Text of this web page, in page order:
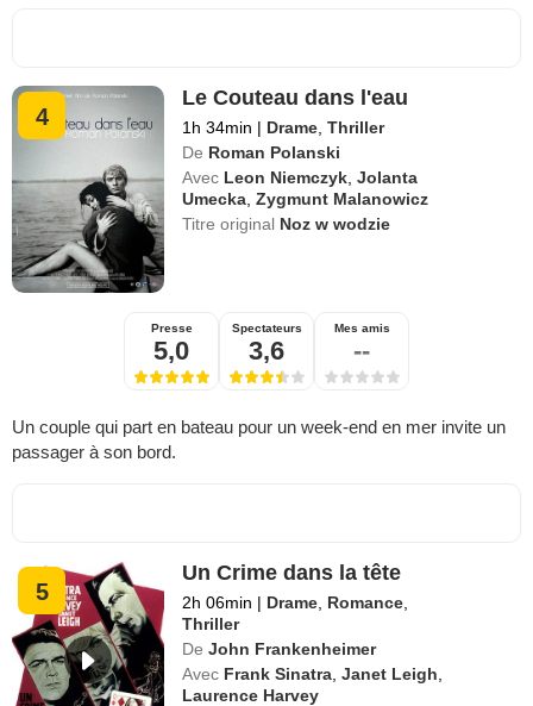
4
Le Couteau dans l'eau
1h 34min | Drame ,Thriller
De Roman Polanski
Avec Leon Niemczyk ,Jolanta
Umecka ,Zygmunt Malanowicz
Titre original Noz w wodzie
Presse
5,0
Spectateurs
3,6
Mes amis
--
Un couple qui part en bateau pour un week-end en mer invite un
passager à son bord.
5
Un Crime dans la tête
2h 06min | Drame Romance
Thriller
De John Frankenheimer
Avec Frank Sinatra ,Janet Leigh
Laurence Harvey